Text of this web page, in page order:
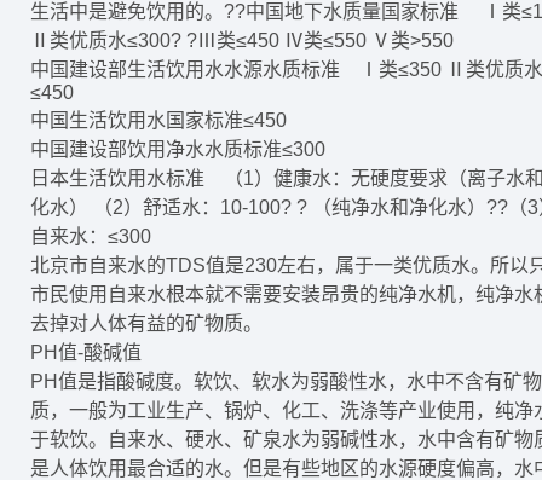
生活中是避免饮用的。??中国地下水质量国家标准 Ⅰ类
Ⅱ类优质水≤300? ?Ⅲ类≤450 Ⅳ类≤550 Ⅴ类>550
中国建设部生活饮用水水源水质标准 Ⅰ类≤350 Ⅱ类优质水
≤450
中国生活饮用水国家标准≤450
中国建设部饮用净水水质标准≤300
日本生活饮用水标准 （1）健康水：无硬度要求（离子水
化水） （2）舒适水：10-100? ? （纯净水和净化水）??（3
自来水：≤300
北京市自来水的TDS值是230左右，属于一类优质水。所以
市民使用自来水根本就不需要安装昂贵的纯净水机，纯净水
去掉对人体有益的矿物质。
PH值-酸碱值
PH值是指酸碱度。软饮、软水为弱酸性水，水中不含有矿物
质，一般为工业生产、锅炉、化工、洗涤等产业使用，纯净
于软饮。自来水、硬水、矿泉水为弱碱性水，水中含有矿物
是人体饮用最合适的水。但是有些地区的水源硬度偏高，水